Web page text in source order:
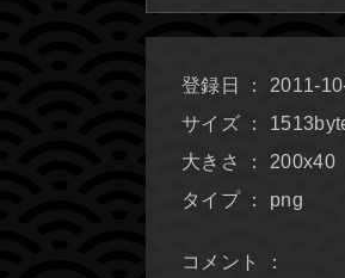
登録日 ： 2011-
サイズ ：
大きさ ： 200x40
タイプ ： png
コメント ：